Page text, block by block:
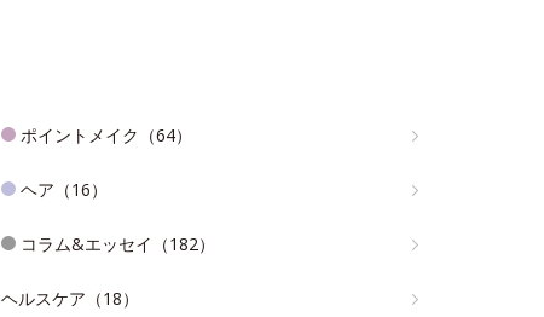
ポイントメイク（64）
ヘア（16）
コラム&エッセイ（182）
ヘルスケア（18）